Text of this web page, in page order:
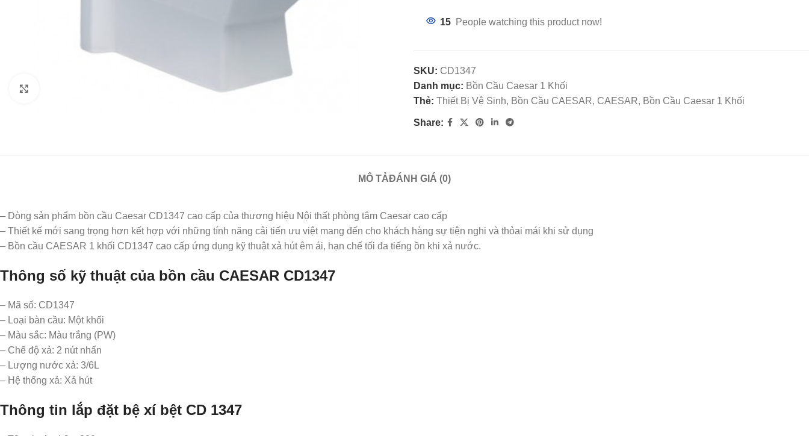
15 People watching this product now!
SKU: CD1347
Danh mục: Bồn Cầu Caesar 1 Khối
Thẻ: Thiết Bị Vệ Sinh, Bồn Cầu CAESAR, CAESAR, Bồn Cầu Caesar 1 Khối
Share:
MÔ TẢĐÁNH GIÁ (0)
– Dòng sản phẩm bồn cầu Caesar CD1347 cao cấp của thương hiệu Nội thất phòng tắm Caesar cao cấp
– Thiết kế mới sang trọng hơn kết hợp với những tính năng cải tiến ưu việt mang đến cho khách hàng sự tiện nghi và thỏai mái khi sử dụng
– Bồn cầu CAESAR 1 khối CD1347 cao cấp ứng dụng kỹ thuật xả hút êm ái, hạn chế tối đa tiếng ồn khi xả nước.
Thông số kỹ thuật của bồn cầu CAESAR CD1347
– Mã số: CD1347
– Loại bàn cầu: Một khối
– Màu sắc: Màu trắng (PW)
– Chế độ xả: 2 nút nhấn
– Lượng nước xả: 3/6L
– Hệ thống xả: Xả hút
Thông tin lắp đặt bệ xí bệt CD 1347